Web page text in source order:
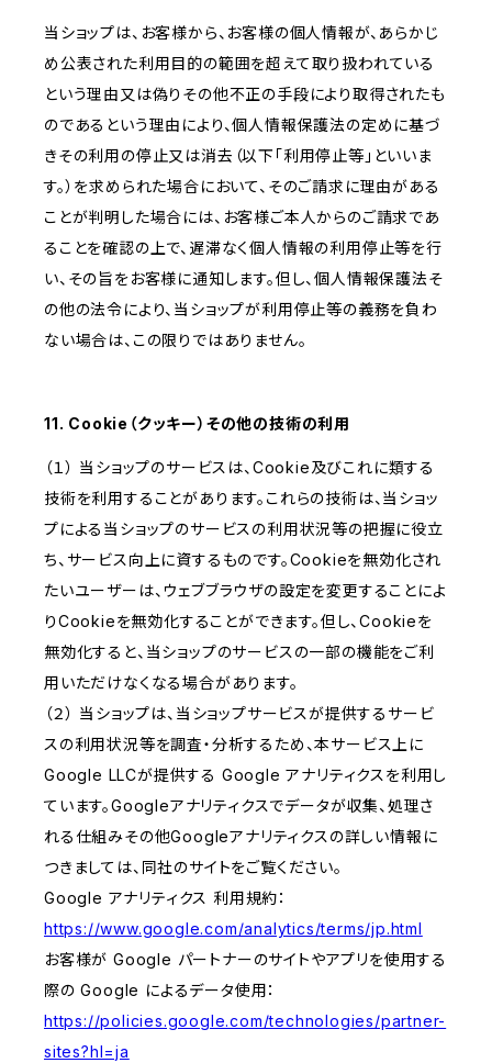
当ショップは、お客様から、お客様の個人情報が、あらかじ
め公表された利用目的の範囲を超えて取り扱われている
という理由又は偽りその他不正の手段により取得されたも
のであるという理由により、個人情報保護法の定めに基づ
きその利用の停止又は消去（以下「利用停止等」といいま
す。）を求められた場合において、そのご請求に理由がある
ことが判明した場合には、お客様ご本人からのご請求であ
ることを確認の上で、遅滞なく個人情報の利用停止等を行
い、その旨をお客様に通知します。但し、個人情報保護法そ
の他の法令により、当ショップが利用停止等の義務を負わ
ない場合は、この限りではありません。
11. Cookie（クッキー）その他の技術の利用
（１） 当ショップのサービスは、Cookie及びこれに類する
技術を利用することがあります。これらの技術は、当ショッ
プによる当ショップのサービスの利用状況等の把握に役立
ち、サービス向上に資するものです。Cookieを無効化され
たいユーザーは、ウェブブラウザの設定を変更することによ
りCookieを無効化することができます。但し、Cookieを
無効化すると、当ショップのサービスの一部の機能をご利
用いただけなくなる場合があります。
（２） 当ショップは、当ショップサービスが提供するサービ
スの利用状況等を調査・分析するため、本サービス上に
Google LLCが提供する Google アナリティクスを利用し
ています。Googleアナリティクスでデータが収集、処理さ
れる仕組みその他Googleアナリティクスの詳しい情報に
つきましては、同社のサイトをご覧ください。
Google アナリティクス 利用規約：
https://www.google.com/analytics/terms/jp.html
お客様が Google パートナーのサイトやアプリを使用する
際の Google によるデータ使用：
https://policies.google.com/technologies/partner-
sites?hl=ja